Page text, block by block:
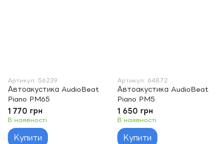
Артикул: 56239
Автоакустика AudioBeat
Piano PM65
1 770 грн
В наявності
Купити
Артикул: 64872
Автоакустика AudioBeat
Piano PM5
1 650 грн
В наявності
Купити